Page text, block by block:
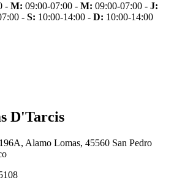
- M: 09:00-07:00 - M: 09:00-07:00 - J:
- S: 10:00-14:00 - D: 10:00-14:00
D'Tarcis
Alamo Lomas, 45560 San Pedro